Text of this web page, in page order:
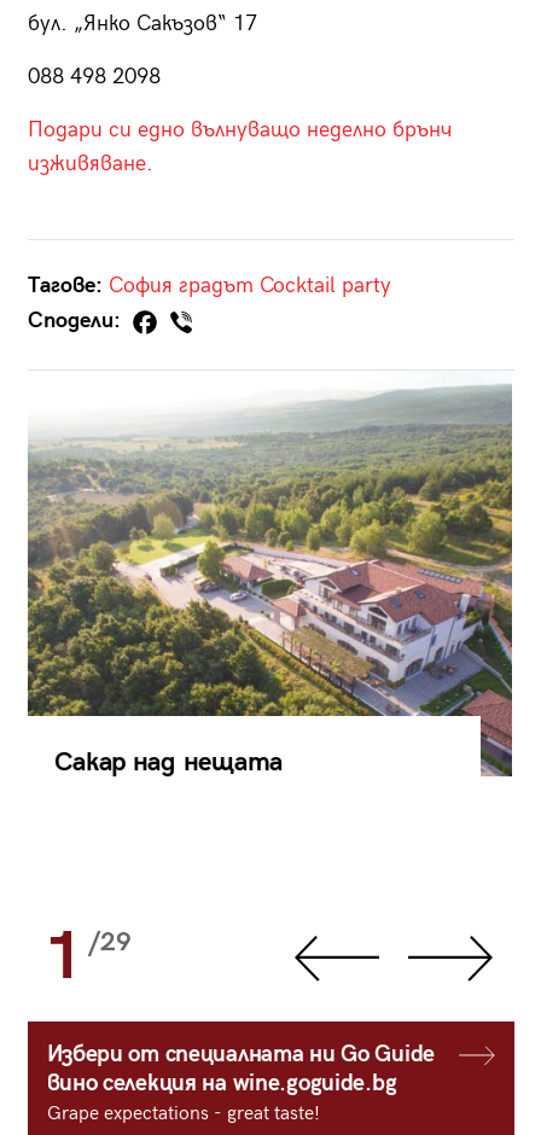
бул. „Янко Сакъзов“ 17
088 498 2098
Подари си едно вълнуващо неделно брънч
изживяване.
Тагове: София градът Cocktail party
Сподели:
Сакар над нещата
1 /29
Избери от специалната ни Go Guide
вино селекция на wine.goguide.bg
Grape expectations - great taste!